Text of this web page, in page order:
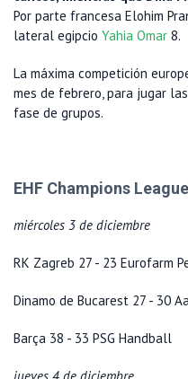
Por parte francesa Elohim
lateral egipcio Yahia Omar 8.
La máxima competición
mes de febrero, para jugar
fase de grupos.
EHF Champions
miércoles 3 de diciembre
RK Zagreb 27 - 23 Eurofarm
Dinamo de Bucarest 27 - 30
Barça 38 - 33 PSG Handball